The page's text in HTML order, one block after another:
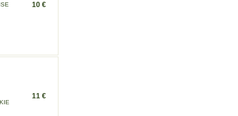
10 €
11 €